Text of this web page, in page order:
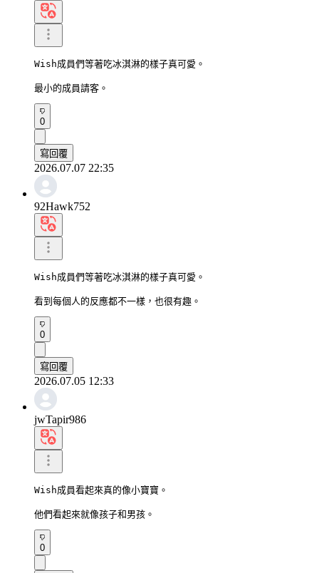
Wish成員們等著吃冰淇淋的樣子真可愛。
最小的成員請客。
0
寫回覆
2026.07.07 22:35
92Hawk752
Wish成員們等著吃冰淇淋的樣子真可愛。
看到每個人的反應都不一樣，也很有趣。
0
寫回覆
2026.07.05 12:33
jwTapir986
Wish成員看起來真的像小寶寶。
他們看起來就像孩子和男孩。
0